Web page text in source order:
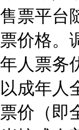
售票平台
票价格。
年人票务
以成年人
票价（即